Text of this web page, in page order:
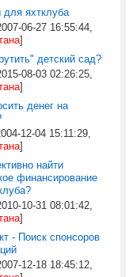
для яхтклуба
06-27 16:55:44,
]
детский сад?
08-03 02:26:25,
]
денег на
12-04 15:11:29,
]
найти
финансирование
10-31 08:01:42,
]
- Поиск спонсоров
12-18 18:45:12,